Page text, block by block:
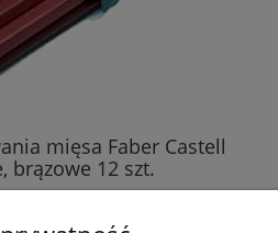
mięsa Faber Castell
brązowe 12 szt.
91,60 zł